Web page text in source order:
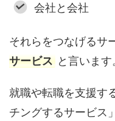
会社と会社
それらをつなげるサ
サービス と言います
就職や転職を支援す
チングするサービス